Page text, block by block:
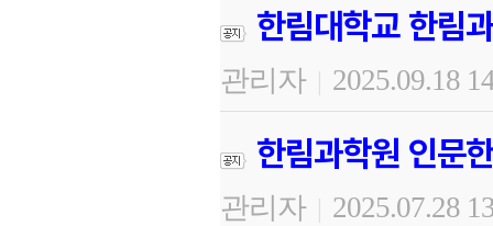
한림대학교 한림
관리자 | 2025.09.18
한림과학원 인문
관리자 | 2025.07.28